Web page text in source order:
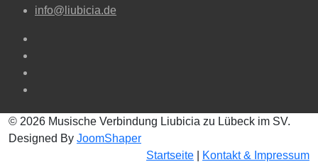
info@liubicia.de
© 2026 Musische Verbindung Liubicia zu Lübeck im SV.
Designed By JoomShaper
Startseite
Kontakt & Impressum